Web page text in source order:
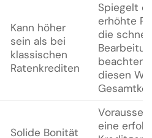
Kann höher
sein als bei
klassischen
Ratenkrediten
Spiegelt
erhöhte
die
beachten
diesen
Solide Bonität
eine